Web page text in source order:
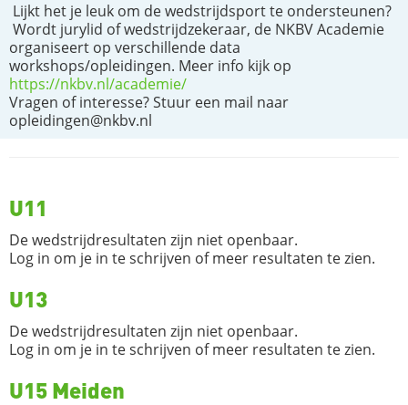
Lijkt het je leuk om de wedstrijdsport te ondersteunen?
Wordt jurylid of wedstrijdzekeraar, de NKBV Academie
organiseert op verschillende data
workshops/opleidingen. Meer info kijk op
https://nkbv.nl/academie/
Vragen of interesse? Stuur een mail naar
opleidingen@nkbv.nl
U11
De wedstrijdresultaten zijn niet openbaar.
Log in om je in te schrijven of meer resultaten te zien.
U13
De wedstrijdresultaten zijn niet openbaar.
Log in om je in te schrijven of meer resultaten te zien.
U15 Meiden